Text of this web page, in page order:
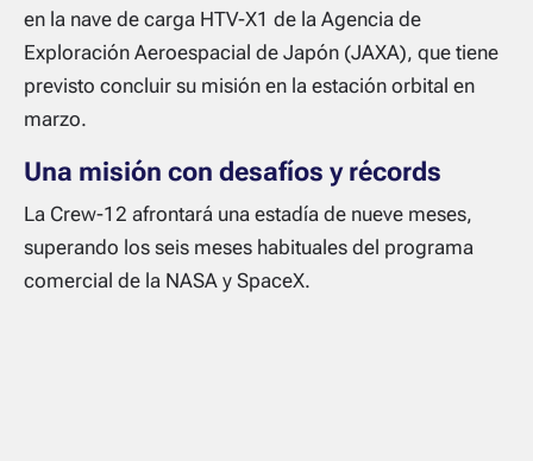
en la nave de carga HTV-X1 de la Agencia de
Exploración Aeroespacial de Japón (JAXA), que tiene
previsto concluir su misión en la estación orbital en
marzo.
Una misión con desafíos y récords
La Crew-12 afrontará una estadía de nueve meses,
superando los seis meses habituales del programa
comercial de la NASA y SpaceX.